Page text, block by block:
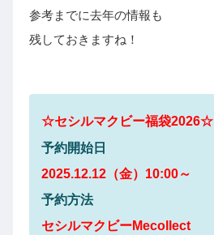
参考までに去年の情報も
残しておきますね！
☆セシルマクビー福袋2026☆
予約開始日
2025.12.12（金）10:00～
予約方法
セシルマクビーMecollect